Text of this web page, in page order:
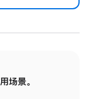
场景。